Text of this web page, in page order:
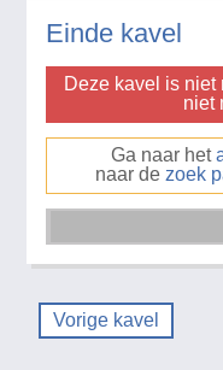
Einde kavel
Deze kavel is niet
niet
Ga naar het
naar de zoek
Vorige kavel